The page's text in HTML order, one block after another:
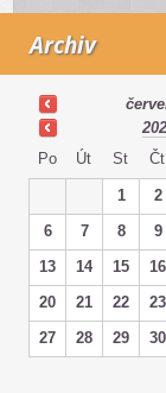
Archiv
Po
Út St Čt
1 2
6
7 8 9
13
14 15 16
20
21 22 23
27
28 29 30